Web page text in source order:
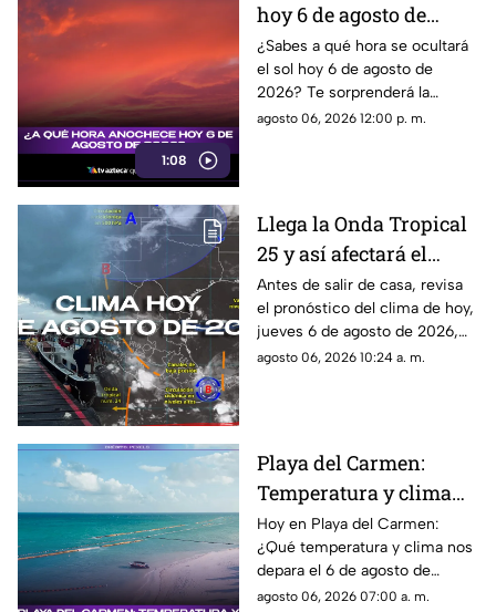
1:08
hoy 6 de agosto de
2026?
¿Sabes a qué hora se ocultará
el sol hoy 6 de agosto de
2026? Te sorprenderá la
respuesta. ¡No te pierdas esta
agosto 06, 2026 12:00 p. m.
Llega la Onda Tropical
25 y así afectará el
clima en Quintana Roo:
Pronóstico del tiempo
HOY, 6 de agosto de
2026, en Cancún y el
Antes de salir de casa, revisa
el pronóstico del clima de hoy,
jueves 6 de agosto de 2026,
en Cancún y el resto de
agosto 06, 2026 10:24 a. m.
Playa del Carmen:
Temperatura y clima
hoy 6 de agosto de
2026.
Hoy en Playa del Carmen:
¿Qué temperatura y clima nos
depara el 6 de agosto de
2026? No te pierdas este
agosto 06, 2026 07:00 a. m.